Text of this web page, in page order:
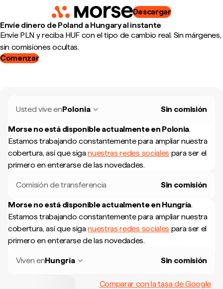
Descargar
Envíe dinero de Poland a Hungary al instante
Envíe PLN y reciba HUF con el tipo de cambio real. Sin márgenes,
sin comisiones ocultas.
Comenzar
Usted vive enPolonia Sin comisión
Morse no está disponible actualmente en Polonia.
Estamos trabajando constantemente para ampliar nuestra
cobertura, así que siganuestras redes sociales para ser el
primero en enterarse de las novedades.
Comisión de transferencia Sin comisión
Morse no está disponible actualmente en Hungría.
Estamos trabajando constantemente para ampliar nuestra
cobertura, así que siganuestras redes sociales para ser el
primero en enterarse de las novedades.
Viven enHungría Sin comisión
Comparar con la tasa de Google